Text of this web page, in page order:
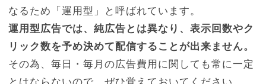
なるため「運用型」と呼ばれています。
運用型広告では、純広告とは異なり、表示回数やク
リック数を予め決めて配信することが出来ません。
その為、毎日・毎月の広告費用に関しても常に一定